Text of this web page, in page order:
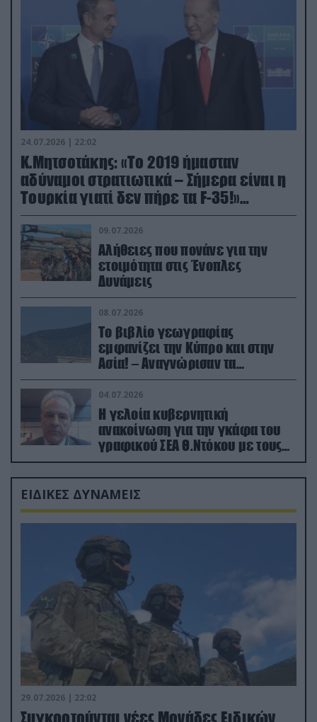
24.07.2026 | 22:02
Κ.Μητσοτάκης: «Το 2019 ήμασταν
αδύναμοι στρατιωτικά – Σήμερα είναι η
Τουρκία γιατί δεν πήρε τα F-35!»
(βίντεο)
09.07.2026
Αλήθειες που πονάνε για την
ετοιμότητα στις Ένοπλες
Δυνάμεις
08.07.2026
Το βιβλίο γεωγραφίας
εμφανίζει την Κύπρο και στην
Ασία! – Αναγνώρισαν τα
κατεχόμενα; (φωτο)
04.07.2026
Η γελοία κυβερνητική
ανακοίνωση για την γκάφα του
γραφικού ΣΕΑ Θ.Ντόκου με τους
Ρώσους φαρσέρ
ΕΙΔΙΚΕΣ ΔΥΝΑΜΕΙΣ
29.07.2026 | 22:02
Συγκροτούνται νέες Μονάδες Ειδικών